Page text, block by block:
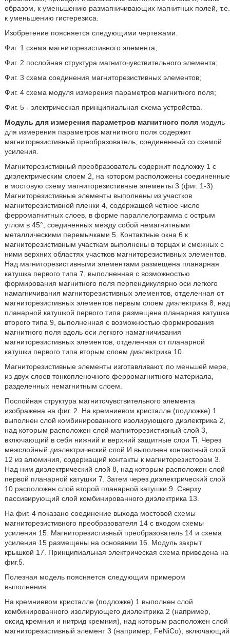
образом, к уменьшению размагничивающих магнитных полей, т.е.
к уменьшению гистерезиса.
Изобретение поясняется следующими чертежами.
Фиг. 1 схема магниторезистивного элемента;
Фиг. 2 послойная структура магниточувствительного элемента;
Фиг. 3 схема соединения магниторезистивных элементов;
Фиг. 4 схема модуля измерения параметров магнитного поля;
Фиг. 5 - электрическая принципиальная схема устройства.
Модуль для измерения параметров магнитного полямодуль
для измерения параметров магнитного поля содержит
магниторезистивный преобразователь, соединенный со схемой
усиления.
Магниторезистивный преобразователь содержит подложку 1 с
диэлектрическим слоем 2, на котором расположены соединенные
в мостовую схему магниторезистивные элементы 3 (фиг. 1-3).
Магниторезистивные элементы выполнены из участков
магниторезистивной пленки 4, содержащей четное число
ферромагнитных слоев, в форме параллелограмма с острым
углом в 45°, соединенных между собой немагнитными
металлическими перемычками 5. Контактные окна 6 к
магниторезистивным участкам выполнены в торцах и смежных с
ними верхних областях участков магниторезистивных элементов.
Над магниторезистивными элементами размещена планарная
катушка первого типа 7, выполненная с возможностью
формирования магнитного поля перпендикулярно оси легкого
намагничивания магниторезистивных элементов, отделенная от
магниторезистивных элементов первым слоем диэлектрика 8, над
планарной катушкой первого типа размещена планарная катушка
второго типа 9, выполненная с возможностью формирования
магнитного поля вдоль оси легкого намагничивания
магниторезистивных элементов, отделенная от планарной
катушки первого типа вторым слоем диэлектрика 10.
Магниторезистивные элементы изготавливают, по меньшей мере,
из двух слоев тонкопленочного ферромагнитного материала,
разделенных немагнитным слоем.
Послойная структура магниточувствительного элемента
изображена на фиг. 2. На кремниевом кристалле (подложке) 1
выполнен слой комбинированного изолирующего диэлектрика 2,
над которым расположен слой магниторезистивный слой 3,
включающий в себя нижний и верхний защитные слои Ti. Через
межслойный диэлектрический слой И выполнен контактный слой
12 из алюминия, содержащий контакты к магниторезисторам 3.
Над ним диэлектрический слой 8, над которым расположен слой
первой планарной катушки 7. Затем через диэлектрический слой
10 расположен слой второй планарной катушки 9. Сверху
пассивирующий слой комбинированного диэлектрика 13.
На фиг. 4 показано соединение выхода мостовой схемы
магниторезистивного преобразователя 14 с входом схемы
усиления 15. Магниторезистивный преобразователь 14 и схема
усиления 15 размещены на основании 16. Модуль закрыт
крышкой 17. Принципиальная электрическая схема приведена на
фиг.5.
Полезная модель поясняется следующим примером
выполнения.
На кремниевом кристалле (подложке) 1 выполнен слой
комбинированного изолирующего диэлектрика 2 (например,
оксид кремния и нитрид кремния), над которым расположен слой
магниторезистивный элемент 3 (например, FeNiCo), включающий